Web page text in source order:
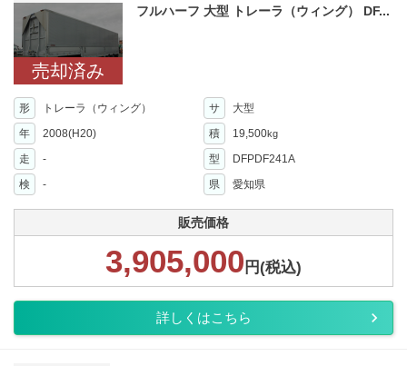
売却済み
フルハーフ 大型 トレーラ（ウィング） DF...
形 トレーラ（ウィング） サ
大型
年
2008(H20) 積 19,500kg
走 - 型
DFPDF241A
検
- 県 愛知県
販売価格
3,905,000 円(税込)
詳しくはこちら